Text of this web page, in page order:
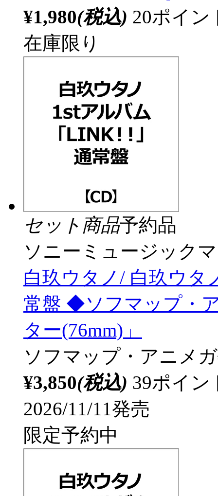
¥1,980(税込) 20ポイ
在庫限り
セット商品予約品
ソニーミュージック
白玖ウタノ/ 白玖ウタ
常盤 ◆ソフマップ・
ター(76mm)」
ソフマップ・アニメ
¥3,850(税込) 39ポイ
2026/11/11発売
限定予約中